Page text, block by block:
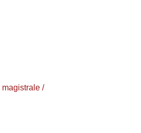
magistrale /